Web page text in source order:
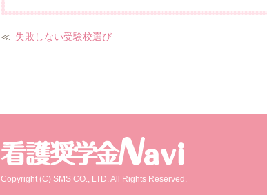
≪ 失敗しない受験校選び
Copyright (C) SMS CO., LTD. All Rights Reserved.